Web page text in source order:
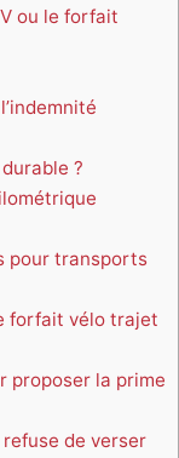
ou le forfait
?
pour transports
forfait vélo trajet
proposer la prime
de verser